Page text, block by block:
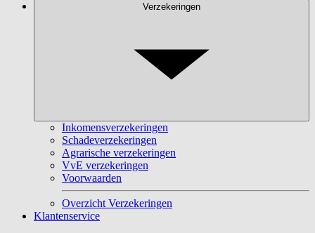
Verzekeringen
Inkomensverzekeringen
Schadeverzekeringen
Agrarische verzekeringen
VvE verzekeringen
Voorwaarden
Overzicht Verzekeringen
Klantenservice